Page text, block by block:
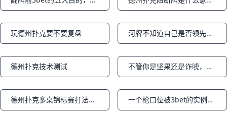
Notifications Notifications
Notifications
玩德州扑克要不要复盘 Notifications 河牌不知道自己是否领先，该不该下注？
Notifications
德州扑克技术测试 Notifications 不管你是坚果还是诈唬，都下同一个注码
Notifications 德州扑克多桌锦标赛打法策略之筹码量的重要性 Notifications 一个枪口位被3bet的实例（下篇）